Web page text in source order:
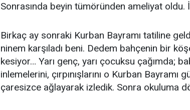
Sonrasında beyin tümöründen ameliyat oldu.
Birkaç ay sonraki Kurban Bayramı tatiline
ninem karşıladı beni. Dedem bahçenin bir
kesiyor… Yarı genç, yarı çocuksu çağımda;
inlemelerini, çırpınışlarını o Kurban Bayramı
çaresizce ağlayarak izledik. Sonra okuluma